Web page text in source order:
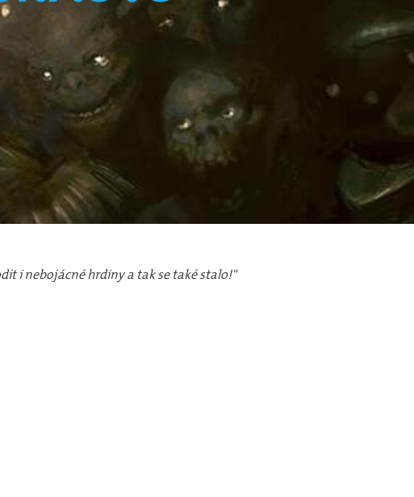
i nebojácné hrdiny a tak se také stalo!"